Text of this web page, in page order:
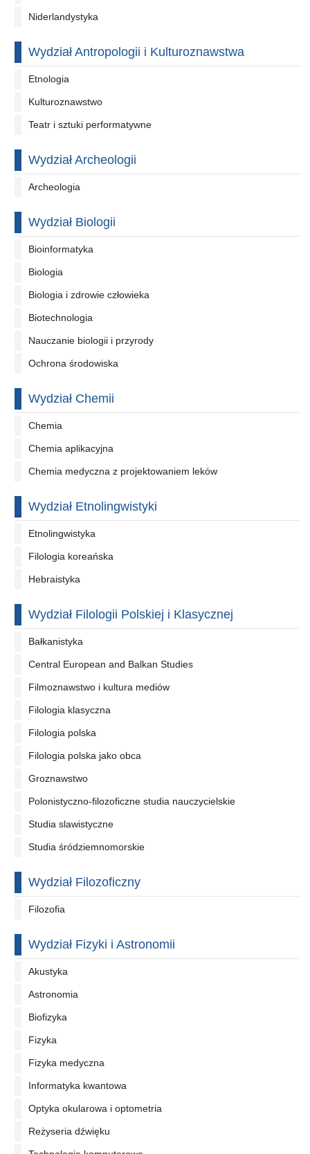
Niderlandystyka
Wydział Antropologii i Kulturoznawstwa
Etnologia
Kulturoznawstwo
Teatr i sztuki performatywne
Wydział Archeologii
Archeologia
Wydział Biologii
Bioinformatyka
Biologia
Biologia i zdrowie człowieka
Biotechnologia
Nauczanie biologii i przyrody
Ochrona środowiska
Wydział Chemii
Chemia
Chemia aplikacyjna
Chemia medyczna z projektowaniem leków
Wydział Etnolingwistyki
Etnolingwistyka
Filologia koreańska
Hebraistyka
Wydział Filologii Polskiej i Klasycznej
Bałkanistyka
Central European and Balkan Studies
Filmoznawstwo i kultura mediów
Filologia klasyczna
Filologia polska
Filologia polska jako obca
Groznawstwo
Polonistyczno-filozoficzne studia nauczycielskie
Studia slawistyczne
Studia śródziemnomorskie
Wydział Filozoficzny
Filozofia
Wydział Fizyki i Astronomii
Akustyka
Astronomia
Biofizyka
Fizyka
Fizyka medyczna
Informatyka kwantowa
Optyka okularowa i optometria
Reżyseria dźwięku